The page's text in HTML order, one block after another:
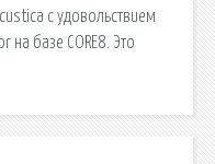
с удовольствием
на базе CORE8. Это